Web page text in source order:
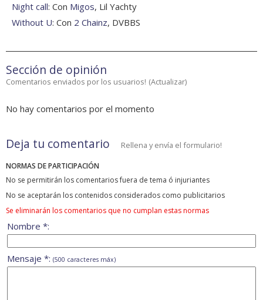
Night call: Con Migos, Lil Yachty
Without U: Con 2 Chainz, DVBBS
Sección de opinión
Comentarios enviados por los usuarios! (Actualizar)
No hay comentarios por el momento
Deja tu comentario Rellena y envía el formulario!
NORMAS DE PARTICIPACIÓN
No se permitirán los comentarios fuera de tema ó injuriantes
No se aceptarán los contenidos considerados como publicitarios
Se eliminarán los comentarios que no cumplan estas normas
Nombre *:
Mensaje *: (500 caracteres máx)